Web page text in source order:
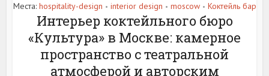
Места: hospitality-design • interior design • moscow • Коктейль бар
Интерьер коктейльного бюро
«Культура» в Москве: камерное
пространство с театральной
атмосферой и авторским